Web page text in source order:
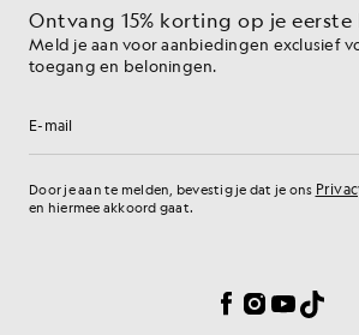
Ontvang 15% korting op je
Meld je aan voor aanbiedingen exclusief
toegang en beloningen.
E-mailadres
Door je aan te melden, bevestig je dat je ons
en hiermee akkoord gaat.
Facebook
Instagram
YouTube
TikTok